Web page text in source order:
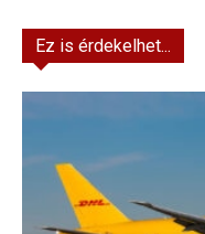
Ez is érdekelhet...